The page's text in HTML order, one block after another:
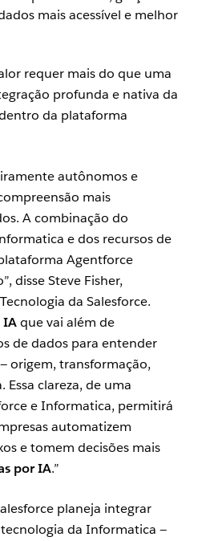
mais acessível e melhor
requer mais do que uma
profunda e nativa da
da plataforma
autônomos e
mais
A combinação do
e dos recursos de
Agentforce
disse Steve Fisher,
da Salesforce.
IAque vai além de
de dados para entender
origem, transformação,
clareza, de uma
e Informatica, permitirá
automatizem
e tomem decisões mais
por IA.”
planeja integrar
da Informatica —